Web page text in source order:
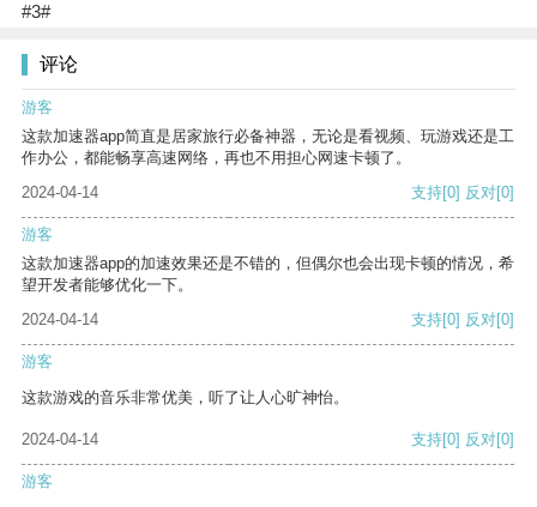
#3#
评论
游客
这款加速器app简直是居家旅行必备神器，无论是看视频、玩游戏还是工
作办公，都能畅享高速网络，再也不用担心网速卡顿了。
2024-04-14
支持[0] 反对[0]
游客
这款加速器app的加速效果还是不错的，但偶尔也会出现卡顿的情况，希
望开发者能够优化一下。
2024-04-14
支持[0] 反对[0]
游客
这款游戏的音乐非常优美，听了让人心旷神怡。
2024-04-14 支持[0] 反对[0]
游客